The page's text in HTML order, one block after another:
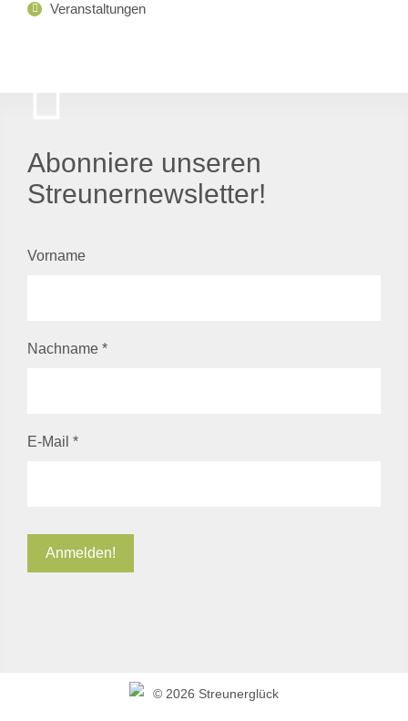
Veranstaltungen
Abonniere unseren
Streunernewsletter!
Vorname
Nachname *
E-Mail *
© 2026 Streunerglück